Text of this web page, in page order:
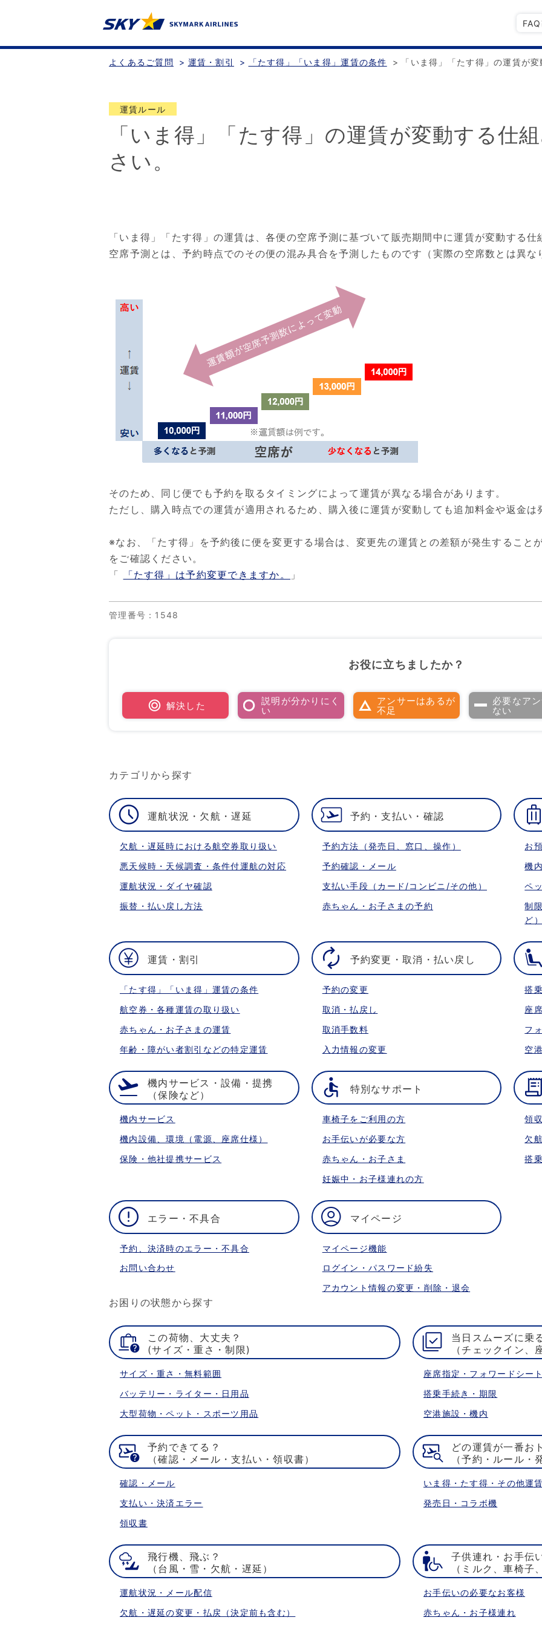
よくあるご質問 > 運賃・割引 > 「たす得」「いま得」運賃の条件 > 「いま得」「たす得」の運賃が
運賃ルール
「いま得」「たす得」の運賃が変動する仕
さい。
「いま得」「たす得」の運賃は、各便の空席予測に基づいて販売期間中に運賃が変動する仕
空席予測とは、予約時点でのその便の混み具合を予測したものです（実際の空席数とは異な
そのため、同じ便でも予約を取るタイミングによって運賃が異なる場合があります。
ただし、購入時点での運賃が適用されるため、購入後に運賃が変動しても追加料金や返金は
※なお、「たす得」を予約後に便を変更する場合は、変更先の運賃との差額が発生すること
をご確認ください。
「
「たす得」は予約変更できますか。 」
管理番号 ：1548
お役に立ちましたか？
解決した
説明が分かりにく
い
アンサーはあるが
不足
必要なア
ない
カテゴリから探す
運航状況・欠航・遅延
欠航・遅延時における航空券取り扱い
悪天候時・天候調査・条件付運航の対応
運航状況・ダイヤ確認
振替・払い戻し方法
予約・支払い・確認
予約方法（発売日、窓口、操作）
予約確認・メール
支払い手段（カード/コンビニ/その他）
赤ちゃん・お子さまの予約
お
機
ペ
制
ど）
運賃・割引
「たす得」「いま得」運賃の条件
航空券・各種運賃の取り扱い
赤ちゃん・お子さまの運賃
年齢・障がい者割引などの特定運賃
予約変更・取消・払い戻し
予約の変更
取消・払戻し
取消手数料
入力情報の変更
搭
座
フ
空
機内サービス・設備・提携
（保険など）
機内サービス
機内設備、環境（電源、座席仕様）
保険・他社提携サービス
特別なサポート
車椅子をご利用の方
お手伝いが必要な方
赤ちゃん・お子さま
妊娠中・お子様連れの方
領
欠
搭
エラー・不具合
予約、決済時のエラー・不具合
お問い合わせ
マイページ
マイページ機能
ログイン・パスワード紛失
アカウント情報の変更・削除・退会
お困りの状態から探す
この荷物、大丈夫？
(サイズ・重さ・制限)
サイズ・重さ・無料範囲
バッテリー・ライター・日用品
大型荷物・ペット・スポーツ用品
当日スムーズに乗
（チェックイン、
座席指定・フォワードシート
搭乗手続き・期限
空港施設・機内
予約できてる？
（確認・メール・支払い・領収書）
確認・メール
支払い・決済エラー
領収書
どの運賃が一番お
（予約・ルール・
いま得・たす得・その他運賃
発売日・コラボ機
飛行機、飛ぶ？
（台風・雪・欠航・遅延）
運航状況・メール配信
欠航・遅延の変更・払戻（決定前も含む）
子供連れ・お手伝
（ミルク、車椅子
お手伝いの必要なお客様
赤ちゃん・お子様連れ